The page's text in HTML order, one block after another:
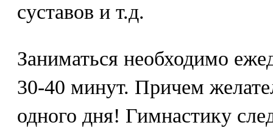
суставов и т.д.
Заниматься необходимо
30-40 минут. Причем
одного дня! Гимнастику